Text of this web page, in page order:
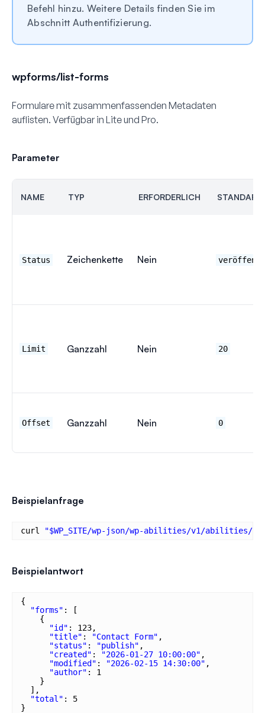
Befehl hinzu. Weitere Details finden Sie im
Abschnitt Authentifizierung.
wpforms/list-forms
Formulare mit zusammenfassenden Metadaten
auflisten. Verfügbar in Lite und Pro.
Parameter
NAME TYP ERFORDERLICH STANDARD
Status Zeichenkette Nein
Limit Ganzzahl Nein 20
Offset Ganzzahl Nein 0
Beispielanfrage
curl "$WP_SITE/wp-json/wp-abilities/v1/abilities/
Beispielantwort
{
"forms" : [
{
"id" : 123,
"title" : "Contact Form" ,
"status" : "publish" ,
"created" : "2026-01-27 10:00:00" ,
"modified" : "2026-02-15 14:30:00" ,
"author" : 1
}
],
"total" : 5
}